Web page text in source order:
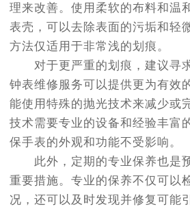
理来改善。使用柔软的布料和温
表壳，可以去除表面的污垢和轻
方法仅适用于非常浅的划痕。
对于更严重的划痕，建议寻
钟表维修服务可以提供更为有效
能使用特殊的抛光技术来减少或
技术需要专业的设备和经验丰富
保手表的外观和功能不受影响。
此外，定期的专业保养也是
重要措施。专业的保养不仅可以
况，还可以及时发现并修复可能